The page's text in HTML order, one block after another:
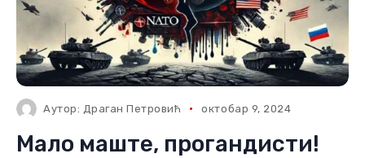
Аутор: Драган Петровић октобар 9, 2024
Мало маште, прогандисти!